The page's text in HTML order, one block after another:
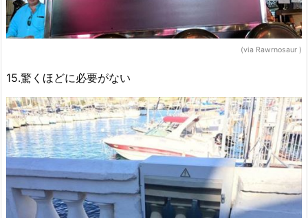
(via Rawrnosaur )
15.驚くほどに必要がない